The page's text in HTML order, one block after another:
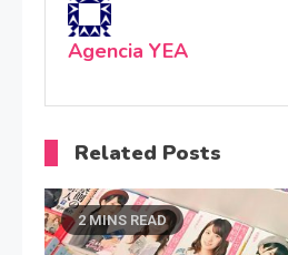
Agencia YEA
Related Posts
2 MINS READ